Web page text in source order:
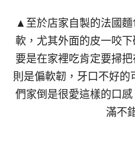
▲至於店家自製的法國
軟，尤其外面的皮一咬
要是在家裡吃肯定要掃
則是偏軟韌，牙口不好
們家倒是很愛這樣的口
滿不